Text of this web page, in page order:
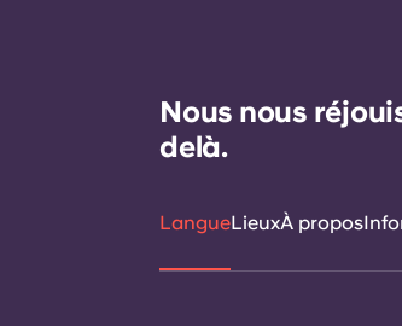
Nous nous
delà.
LangueLieuxÀ propos